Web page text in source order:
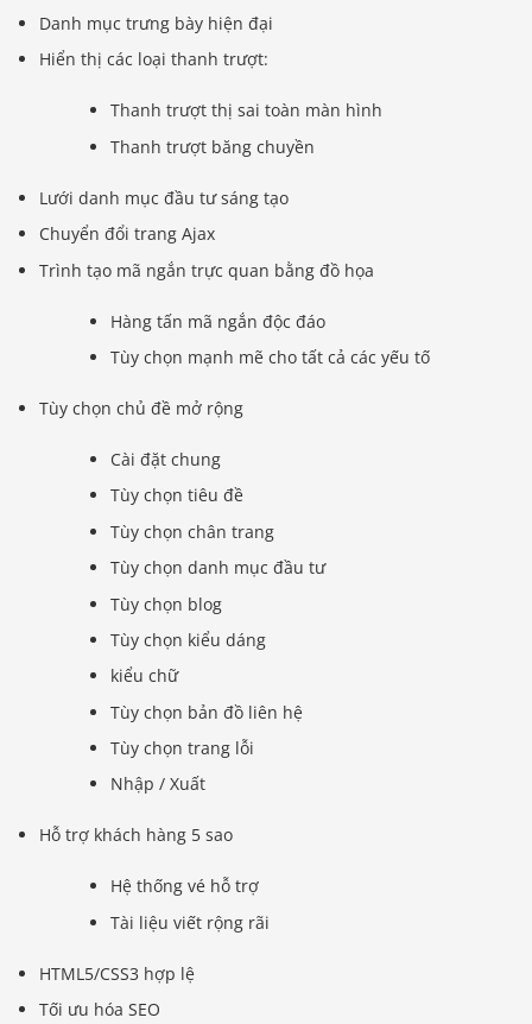
Danh mục trưng bày hiện đại
Hiển thị các loại thanh trượt:
Thanh trượt thị sai toàn màn hình
Thanh trượt băng chuyền
Lưới danh mục đầu tư sáng tạo
Chuyển đổi trang Ajax
Trình tạo mã ngắn trực quan bằng đồ họa
Hàng tấn mã ngắn độc đáo
Tùy chọn mạnh mẽ cho tất cả các yếu tố
Tùy chọn chủ đề mở rộng
Cài đặt chung
Tùy chọn tiêu đề
Tùy chọn chân trang
Tùy chọn danh mục đầu tư
Tùy chọn blog
Tùy chọn kiểu dáng
kiểu chữ
Tùy chọn bản đồ liên hệ
Tùy chọn trang lỗi
Nhập / Xuất
Hỗ trợ khách hàng 5 sao
Hệ thống vé hỗ trợ
Tài liệu viết rộng rãi
HTML5/CSS3 hợp lệ
Tối ưu hóa SEO